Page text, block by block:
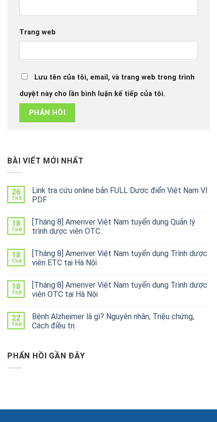
Trang web
Lưu tên của tôi, email, và trang web trong trình
duyệt này cho lần bình luận kế tiếp của tôi.
BÀI VIẾT MỚI NHẤT
26
Th5
Link tra cứu online bản FULL Dược điển Việt Nam VI
PDF
18
Th8
[Tháng 8] Ameriver Việt Nam tuyển dụng Quản lý
trình dược viên OTC
18
Th8
[Tháng 8] Ameriver Việt Nam tuyển dụng Trình dược
viên ETC tại Hà Nội
18
Th8
[Tháng 8] Ameriver Việt Nam tuyển dụng Trình dược
viên OTC tại Hà Nội
22
Th6
Bệnh Alzheimer là gì? Nguyên nhân, Triệu chứng,
Cách điều trị
PHẨN HỒI GẦN ĐÂY